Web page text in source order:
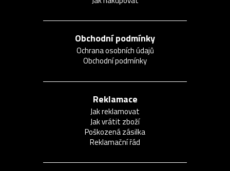
Obchodní podmínky
Ochrana osobních údajů
Obchodní podmínky
Reklamace
Jak reklamovat
Jak vrátit zboží
Poškozená zásilka
Reklamační řád